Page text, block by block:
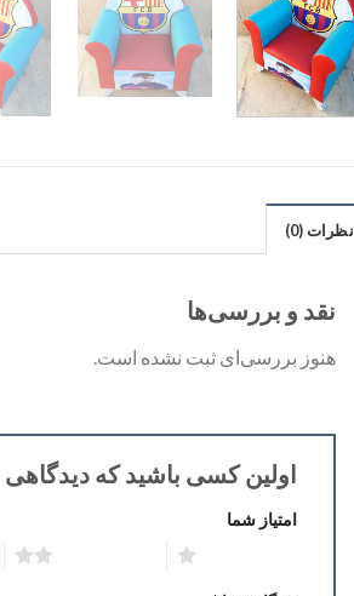
نظرات (0)
نقد و بررسی‌ها
هنوز بررسی‌ای ثبت نشده است.
اولین کسی باشید که
امتیاز شما